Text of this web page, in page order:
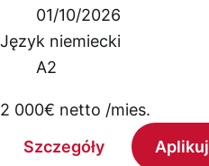
01/10/2026
Język niemiecki
A2
2 000€ netto /mies.
Szczegóły
Aplikuj